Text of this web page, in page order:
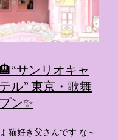
サンリオキャ
ル” 東京・歌舞
ン✨️
猫好き父さんです な～